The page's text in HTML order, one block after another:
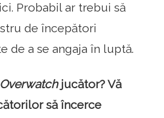
Probabil ar trebui să
de începători
de a se angaja în luptă.
Overwatchjucător? Vă
să încerce